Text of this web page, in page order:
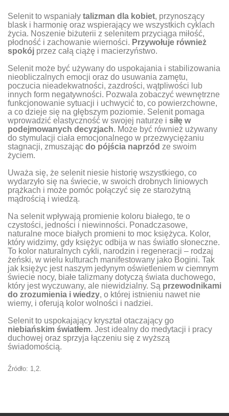
Selenit to wspaniały talizman dla kobiet, przynoszący
blask i harmonię oraz wspierający we wszystkich cyklach
życia. Noszenie biżuterii z selenitem przyciąga miłość,
płodność i zachowanie wierności. Przywołuje również
spokój przez całą ciążę i macierzyństwo.
Selenit może być używany do uspokajania i stabilizowania
nieobliczalnych emocji oraz do usuwania zamętu,
poczucia nieadekwatności, zazdrości, wątpliwości lub
innych form negatywności. Pozwala zobaczyć wewnętrzne
funkcjonowanie sytuacji i uchwycić to, co powierzchowne,
a co dzieje się na głębszym poziomie. Selenit pomaga
wprowadzić elastyczność w swojej naturze i siłę w
podejmowanych decyzjach. Może być również używany
do stymulacji ciała emocjonalnego w przezwyciężaniu
stagnacji, zmuszając do pójścia naprzód ze swoim
życiem.
Uważa się, że selenit niesie historię wszystkiego, co
wydarzyło się na świecie, w swoich drobnych liniowych
prążkach i może pomóc połączyć się ze starożytną
mądrością i wiedzą.
Na selenit wpływają promienie koloru białego, te o
czystości, jedności i niewinności. Ponadczasowe,
naturalne moce białych promieni to moc księżyca. Kolor,
który widzimy, gdy księżyc odbija w nas światło słoneczne.
To kolor naturalnych cykli, narodzin i regeneracji – rodzaj
żeński, w wielu kulturach manifestowany jako Bogini. Tak
jak księżyc jest naszym jedynym oświetleniem w ciemnym
świecie nocy, białe talizmany dotyczą świata duchowego,
który jest wyczuwany, ale niewidzialny. Są przewodnikami
do zrozumienia i wiedzy, o której istnieniu nawet nie
wiemy, i oferują kolor wolności i nadziei.
Selenit to uspokajający kryształ otaczający go
niebiańskim światłem. Jest idealny do medytacji i pracy
duchowej oraz sprzyja łączeniu się z wyższą
świadomością.
Źródło: 1,2.